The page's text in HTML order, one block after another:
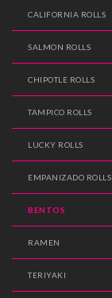
CALIFORNIA ROLLS
SALMON ROLLS
CHIPOTLE ROLLS
TAMPICO ROLLS
LUCKY ROLLS
EMPANIZADO ROLLS
BENTOS
RAMEN
TERIYAKI